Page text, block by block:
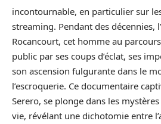
incontournable, en particulier sur
streaming. Pendant des décennies,
Rocancourt, cet homme au
public par ses coups d’éclat, ses
son ascension fulgurante dans le
l’escroquerie. Ce documentaire
Serero, se plonge dans les
vie, révélant une dichotomie entre